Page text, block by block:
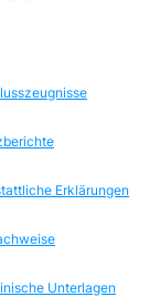
Erklärungen
Unterlagen